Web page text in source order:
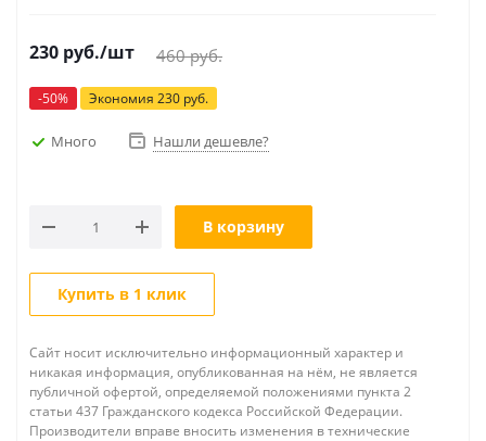
230 руб./шт 460руб.
-50% Экономия 230 руб.
Много Нашли дешевле?
В корзину
Купить в 1 клик
Сайт носит исключительно информационный характер и
никакая информация, опубликованная на нём, не является
публичной офертой, определяемой положениями пункта 2
статьи 437 Гражданского кодекса Российской Федерации.
Производители вправе вносить изменения в технические